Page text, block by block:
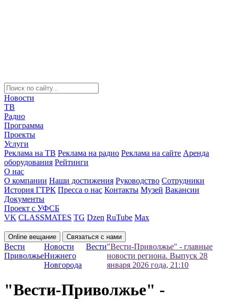
Новости
ТВ
Радио
Программа
Проекты
Услуги
Реклама на ТВ Реклама на радио Реклама на сайте Аренда
оборудования Рейтинги
О нас
О компании Наши достижения Руководство Сотрудники
История ГТРК Пресса о нас Контакты Музей Вакансии
Документы
Проект с УФСБ
VK CLASSMATES TG Dzen RuTube Max
Online вещание Связаться с нами
Вести
Приволжье
Новости
Нижнего
Новгорода
Вести"Вести-Приволжье" - главные
новости региона. Выпуск 28
января 2026 года, 21:10
"Вести-Приволжье" -